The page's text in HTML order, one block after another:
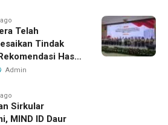
Telah
Tindak
Hasil
BPK RI Terkait
Tahun
Admin
Sirkular
MIND ID Daur